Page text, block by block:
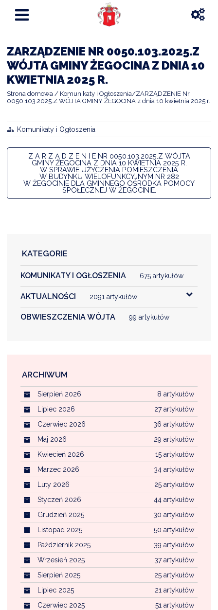
OBSŁUGI
CZYSTE POWIETRZE
EWIDENCJA EMISYJNOŚCI BUDYNKÓW (CEEB)
ZARZĄDZENIE NR 0050.103.2025.Z
WÓJTA GMINY ŻEGOCINA Z DNIA 10
KWIETNIA 2025 R.
Strona domowa Komunikaty i Ogłoszenia
ZARZĄDZENIE Nr
0050.103.2025.Z WÓJTA GMINY ŻEGOCINA z dnia 10 kwietnia 2025 r.
Komunikaty i Ogłoszenia
Z A R Z Ą D Z E N I E NR 0050.103.2025.Z WÓJTA
GMINY ŻEGOCINA Z DNIA 10 KWIETNIA 2025 R.
W SPRAWIE UŻYCZENIA POMIESZCZENIA
W BUDYNKU WIELOFUNKCYJNYM NR 282
W ŻEGOCINIE DLA GMINNEGO OŚRODKA POMOCY
SPOŁECZNEJ W ŻEGOCINIE.
KATEGORIE
KOMUNIKATY I OGŁOSZENIA 675 artykułów
AKTUALNOŚCI 2091 artykułów
OBWIESZCZENIA WÓJTA 99 artykułów
ARCHIWUM
8 artykułów
Sierpień 2026
27 artykułów
Lipiec 2026
36 artykułów
Czerwiec 2026
29 artykułów
Maj 2026
15 artykułów
Kwiecień 2026
34 artykułów
Marzec 2026
25 artykułów
Luty 2026
44 artykułów
Styczeń 2026
30 artykułów
Grudzień 2025
50 artykułów
Listopad 2025
39 artykułów
Październik 2025
37 artykułów
Wrzesień 2025
25 artykułów
Sierpień 2025
21 artykułów
Lipiec 2025
51 artykułów
Czerwiec 2025